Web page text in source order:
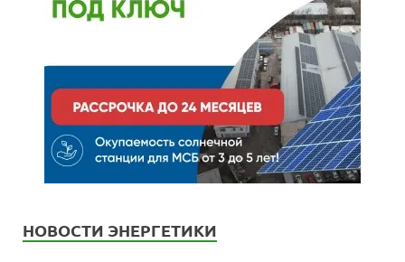
НОВОСТИ ЭНЕРГЕТИКИ